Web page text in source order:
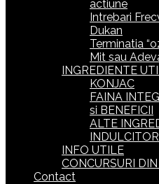
actiune
Intrebari
Dukan
Terminatia
Mit sau
INGREDIENTE
KONJAC
FAINA
si BENEFICII
ALTE
INFO UTILE
CONCURSURI
Contact